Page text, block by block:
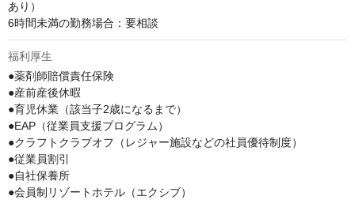
あり）
6時間未満の勤務場合：要相談
福利厚生
●薬剤師賠償責任保険
●産前産後休暇
●育児休業（該当子2歳になるまで）
●EAP（従業員支援プログラム）
●クラフトクラブオフ（レジャー施設などの社員優待制度）
●従業員割引
●自社保養所
●会員制リゾートホテル（エクシブ）